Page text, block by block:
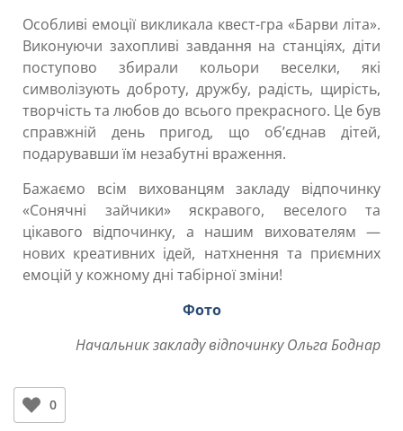
Особливі емоції викликала квест-гра «Барви літа».
Виконуючи захопливі завдання на станціях, діти
поступово збирали кольори веселки, які
символізують доброту, дружбу, радість, щирість,
творчість та любов до всього прекрасного. Це був
справжній день пригод, що об’єднав дітей,
подарувавши їм незабутні враження.
Бажаємо всім вихованцям закладу відпочинку
«Сонячні зайчики» яскравого, веселого та
цікавого відпочинку, а нашим вихователям —
нових креативних ідей, натхнення та приємних
емоцій у кожному дні табірної зміни!
Фото
Начальник закладу відпочинку Ольга Боднар
0